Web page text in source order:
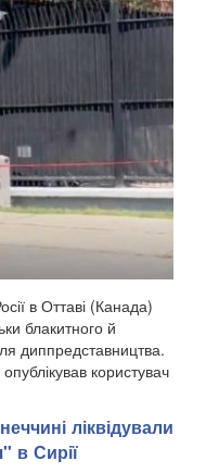
в Оттаві (Канада)
блакитного й
диппредставництва.
користувач
ліквідували
в Сирії